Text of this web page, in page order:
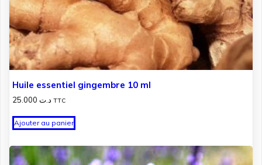
Huile essentiel gingembre 10 ml
د.ت TTC
Ajouter au panier